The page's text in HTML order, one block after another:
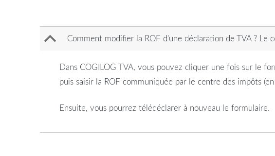
B Comment modifier la ROF d’une déclaration de TVA ?
Dans COGILOG TVA, vous pouvez cliquer une fois sur le
puis saisir la ROF communiquée par le centre des impôts
Ensuite, vous pourrez télédéclarer à nouveau le formulaire.